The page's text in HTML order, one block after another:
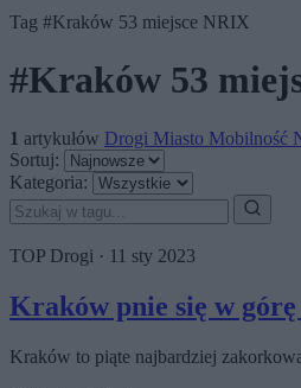
Tag #Kraków 53 miejsce NRIX
#Kraków 53
1 artykułów Drogi Miasto Mobilność
Sortuj:
Kategoria:
TOP Drogi · 11 sty 2023
Kraków pnie się w
Kraków to piąte najbardziej